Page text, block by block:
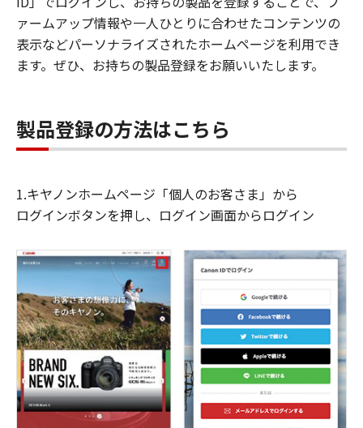
ァームアップ情報や一人ひとりに合わせたコンテンツの
表示などパーソナライズされたホームページを利用でき
ます。ぜひ、お持ちの製品登録をお願いいたします。
製品登録の方法はこちら
1.キヤノンホームページ「個人のお客さま」から
ログインボタンを押し、ログイン画面からログイン